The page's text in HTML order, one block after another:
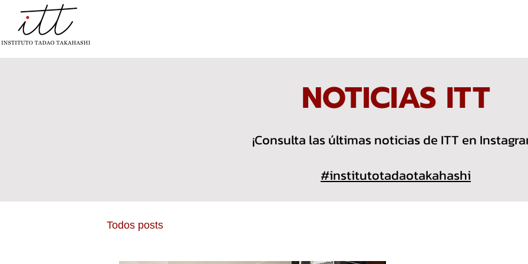
NOTICIAS ITT
¡Consulta las últimas noticias de ITT en
#institutotadaotakahashi
Todos posts